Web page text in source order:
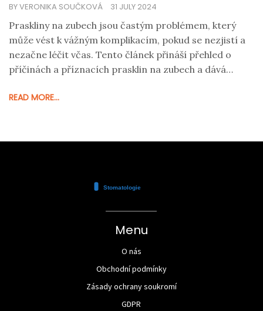
BY VERONIKA SOUČKOVÁ 31 JULY 2024
Praskliny na zubech jsou častým problémem, který
může vést k vážným komplikacím, pokud se nezjistí a
nezačne léčit včas. Tento článek přináší přehled o
příčinách a příznacích prasklin na zubech a dává
READ MORE...
Menu
O nás
Obchodní podmínky
Zásady ochrany soukromí
GDPR